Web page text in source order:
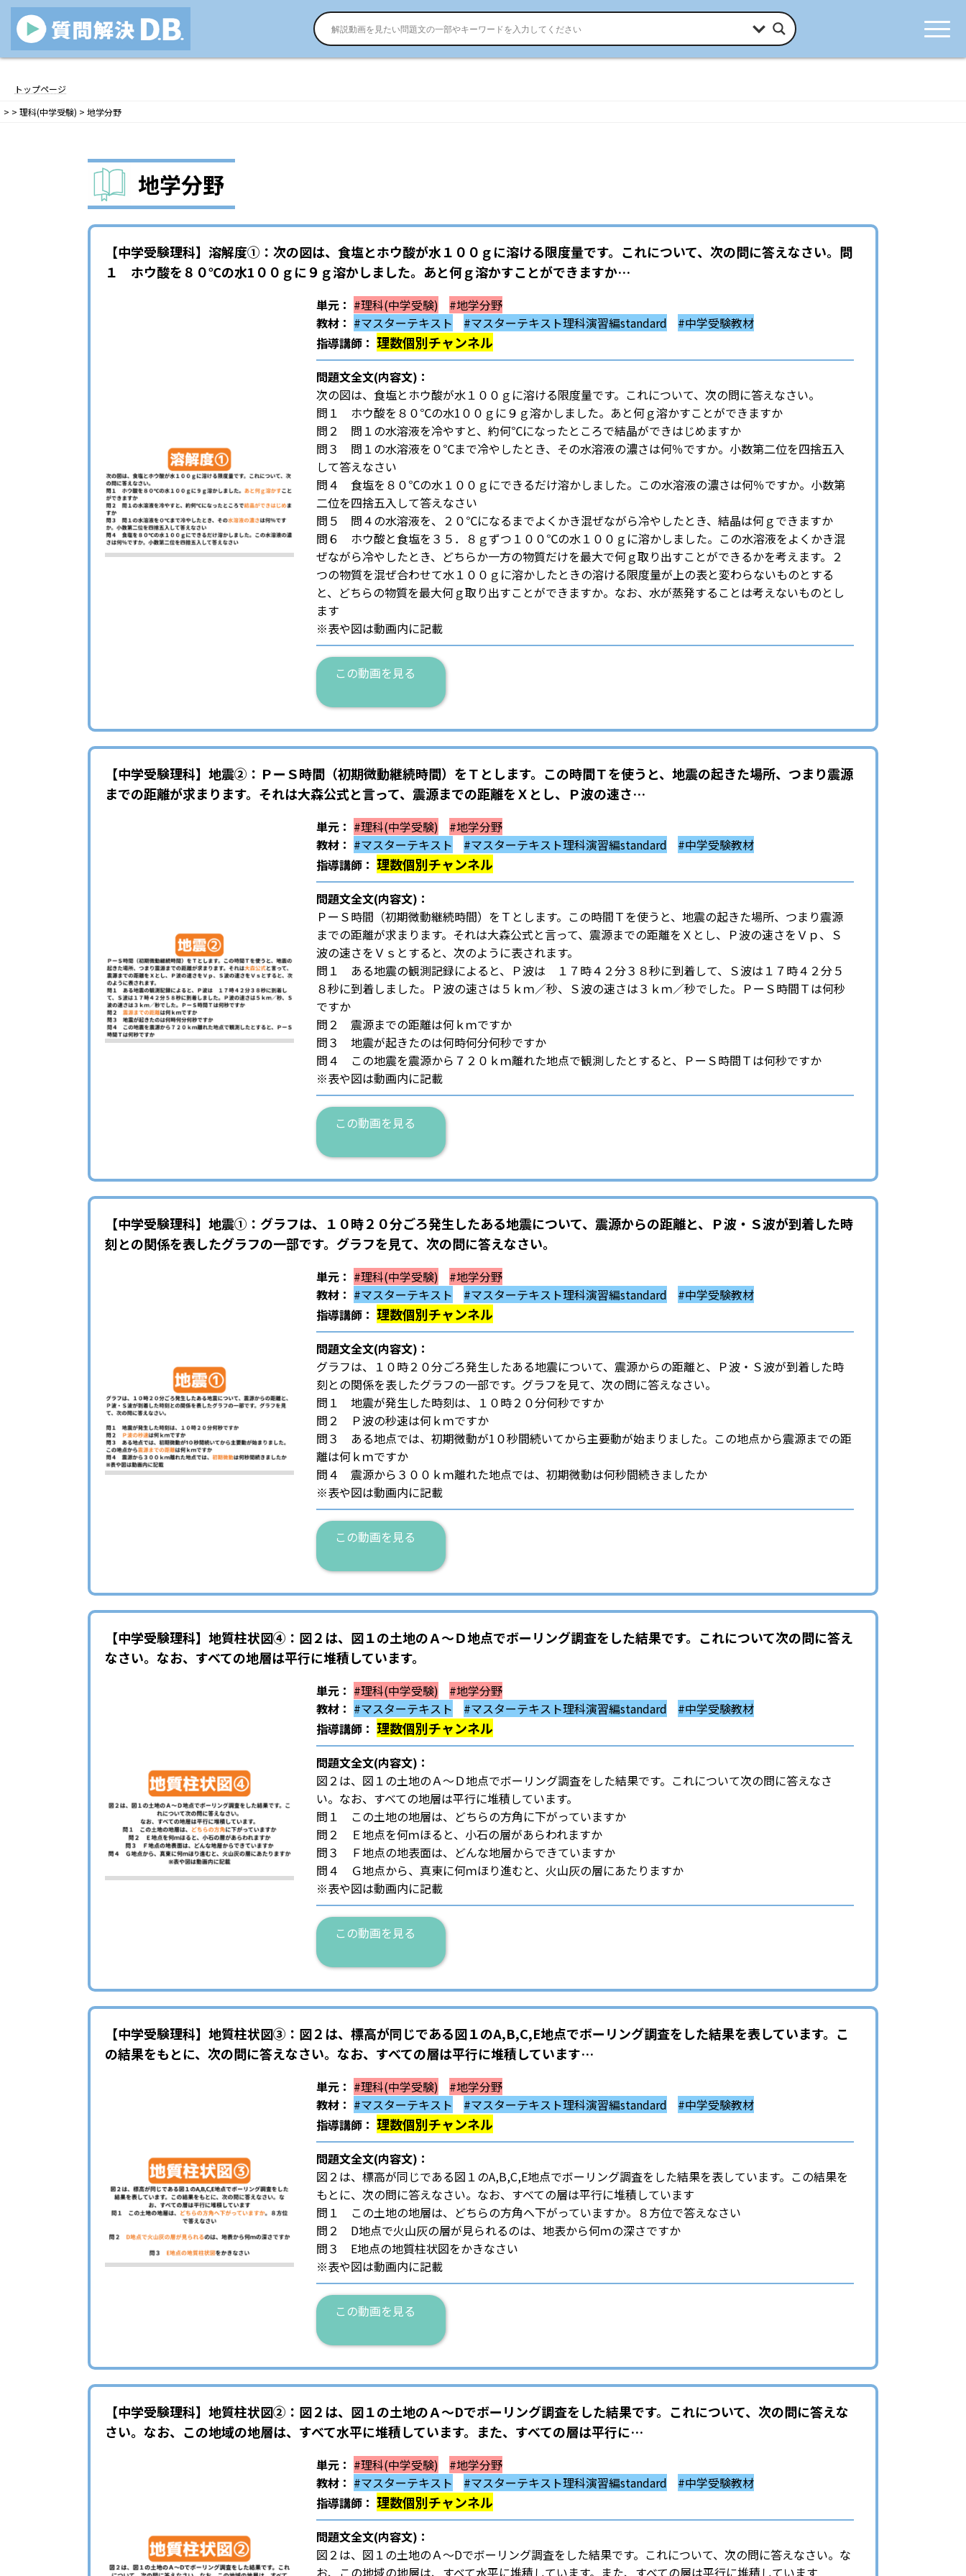
コ
ン
ン
ナ
ビ
ー
トップページ
> > 理科(中学受験) > 地学分野
地学分野
【中学受験理科】溶解度①：次の図は、食塩とホウ酸が水１００ｇに溶ける限度量です。これについて、次の問に答えなさい。問
１ ホウ酸を８０℃の水1００ｇに９ｇ溶かしました。あと何ｇ溶かすことができますか…
単元： #理科(中学受験)
#地学分野
教材： #マスターテキスト #マスターテキスト理科演習編standard
#中学受験教材
指導講師： 理数個別チャンネル
問題文全文(内容文)：
次の図は、食塩とホウ酸が水１００ｇに溶ける限度量です。これについて、次の問に答えなさい。
問１ ホウ酸を８０℃の水1００ｇに９ｇ溶かしました。あと何ｇ溶かすことができますか
問２ 問１の水溶液を冷やすと、約何℃になったところで結晶ができはじめますか
問３ 問１の水溶液を０℃まで冷やしたとき、その水溶液の濃さは何％ですか。小数第二位を四捨五入
して答えなさい
問４ 食塩を８０℃の水１００ｇにできるだけ溶かしました。この水溶液の濃さは何％ですか。小数第
二位を四捨五入して答えなさい
問５ 問４の水溶液を、２０℃になるまでよくかき混ぜながら冷やしたとき、結晶は何ｇできますか
問６ ホウ酸と食塩を３５．８ｇずつ１００℃の水１００ｇに溶かしました。この水溶液をよくかき混
ぜながら冷やしたとき、どちらか一方の物質だけを最大で何ｇ取り出すことができるかを考えます。２
つの物質を混ぜ合わせて水１００ｇに溶かしたときの溶ける限度量が上の表と変わらないものとする
と、どちらの物質を最大何ｇ取り出すことができますか。なお、水が蒸発することは考えないものとし
ます
※表や図は動画内に記載
この動画を見る
【中学受験理科】地震②：ＰーＳ時間（初期微動継続時間）をＴとします。この時間Ｔを使うと、地震の起きた場所、つまり震源
までの距離が求まります。それは大森公式と言って、震源までの距離をＸとし、Ｐ波の速さ…
単元： #理科(中学受験)
#地学分野
教材： #マスターテキスト #マスターテキスト理科演習編standard
#中学受験教材
指導講師： 理数個別チャンネル
問題文全文(内容文)：
ＰーＳ時間（初期微動継続時間）をＴとします。この時間Ｔを使うと、地震の起きた場所、つまり震源
までの距離が求まります。それは大森公式と言って、震源までの距離をＸとし、Ｐ波の速さをＶｐ、Ｓ
波の速さをＶｓとすると、次のように表されます。
問１ ある地震の観測記録によると、Ｐ波は １７時４２分３８秒に到着して、Ｓ波は１７時４２分５
８秒に到着しました。Ｐ波の速さは５ｋｍ／秒、Ｓ波の速さは３ｋｍ／秒でした。ＰーＳ時間Ｔは何秒
ですか
問２ 震源までの距離は何ｋｍですか
問３ 地震が起きたのは何時何分何秒ですか
問４ この地震を震源から７２０ｋｍ離れた地点で観測したとすると、ＰーＳ時間Ｔは何秒ですか
※表や図は動画内に記載
この動画を見る
【中学受験理科】地震①：グラフは、１０時２０分ごろ発生したある地震について、震源からの距離と、Ｐ波・Ｓ波が到着した時
刻との関係を表したグラフの一部です。グラフを見て、次の問に答えなさい。
単元： #理科(中学受験)
#地学分野
教材： #マスターテキスト #マスターテキスト理科演習編standard
#中学受験教材
指導講師： 理数個別チャンネル
問題文全文(内容文)：
グラフは、１０時２０分ごろ発生したある地震について、震源からの距離と、Ｐ波・Ｓ波が到着した時
刻との関係を表したグラフの一部です。グラフを見て、次の問に答えなさい。
問１ 地震が発生した時刻は、１０時２０分何秒ですか
問２ Ｐ波の秒速は何ｋｍですか
問３ ある地点では、初期微動が1０秒間続いてから主要動が始まりました。この地点から震源までの距
離は何ｋｍですか
問４ 震源から３００ｋｍ離れた地点では、初期微動は何秒間続きましたか
※表や図は動画内に記載
この動画を見る
【中学受験理科】地質柱状図④：図２は、図１の土地のＡ～Ｄ地点でボーリング調査をした結果です。これについて次の問に答え
なさい。なお、すべての地層は平行に堆積しています。
単元： #理科(中学受験)
#地学分野
教材： #マスターテキスト #マスターテキスト理科演習編standard
#中学受験教材
指導講師： 理数個別チャンネル
問題文全文(内容文)：
図２は、図１の土地のＡ～Ｄ地点でボーリング調査をした結果です。これについて次の問に答えなさ
い。なお、すべての地層は平行に堆積しています。
問１ この土地の地層は、どちらの方角に下がっていますか
問２ Ｅ地点を何ｍほると、小石の層があらわれますか
問３ Ｆ地点の地表面は、どんな地層からできていますか
問４ Ｇ地点から、真東に何ｍほり進むと、火山灰の層にあたりますか
※表や図は動画内に記載
この動画を見る
【中学受験理科】地質柱状図③：図２は、標高が同じである図１のA,B,C,E地点でボーリング調査をした結果を表しています。こ
の結果をもとに、次の問に答えなさい。なお、すべての層は平行に堆積しています…
単元： #理科(中学受験)
#地学分野
教材： #マスターテキスト #マスターテキスト理科演習編standard
#中学受験教材
指導講師： 理数個別チャンネル
問題文全文(内容文)：
図２は、標高が同じである図１のA,B,C,E地点でボーリング調査をした結果を表しています。この結果を
もとに、次の問に答えなさい。なお、すべての層は平行に堆積しています
問１ この土地の地層は、どちらの方角へ下がっていますか。８方位で答えなさい
問２ D地点で火山灰の層が見られるのは、地表から何ｍの深さですか
問３ E地点の地質柱状図をかきなさい
※表や図は動画内に記載
この動画を見る
【中学受験理科】地質柱状図②：図２は、図１の土地のＡ～Dでボーリング調査をした結果です。これについて、次の問に答えな
さい。なお、この地域の地層は、すべて水平に堆積しています。また、すべての層は平行に…
単元： #理科(中学受験)
#地学分野
教材： #マスターテキスト #マスターテキスト理科演習編standard
#中学受験教材
指導講師： 理数個別チャンネル
問題文全文(内容文)：
図２は、図１の土地のＡ～Dでボーリング調査をした結果です。これについて、次の問に答えなさい。な
お、この地域の地層は、すべて水平に堆積しています。また、すべての層は平行に堆積しています